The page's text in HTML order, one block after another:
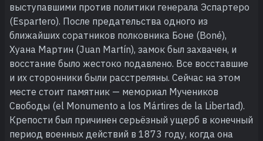
выступавшими против политики генерала Эспартеро
(Espartero). После предательства одного из
ближайших соратников полковника Боне (Boné),
Хуана Мартин (Juan Martín), замок был захвачен, и
восстание было жестоко подавлено. Все восставшие
и их сторонники были расстреляны. Сейчас на этом
месте стоит памятник — мемориал Мучеников
Свободы (el Monumento a los Mártires de la Libertad).
Крепости был причинен серьёзный ущерб в конечный
период военных действий в 1873 году, когда она